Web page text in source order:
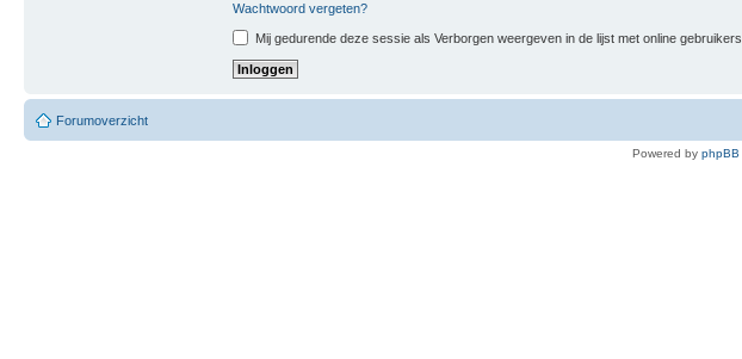
Wachtwoord vergeten?
Mij gedurende deze sessie als Verborgen weergeven in de lijst met online gebruikers.
Forumoverzicht
Powered by phpBB